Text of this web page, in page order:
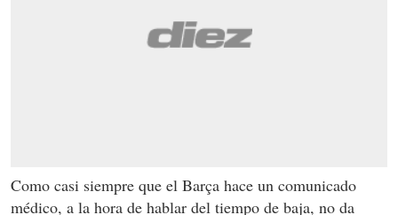
Como casi siempre que el Barça hace un comunicado
médico, a la hora de hablar del tiempo de baja, no da